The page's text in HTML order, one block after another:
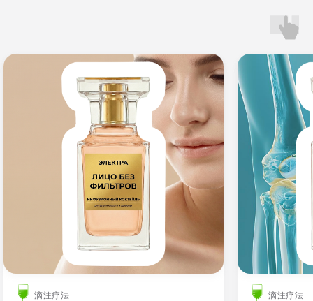
22
医疗指导
伊莱克特拉疗养院的治疗方案是为不同类别
的患者设计的，包括
旨在改善健康的各种治疗程序。
滴注疗法
滴注疗法